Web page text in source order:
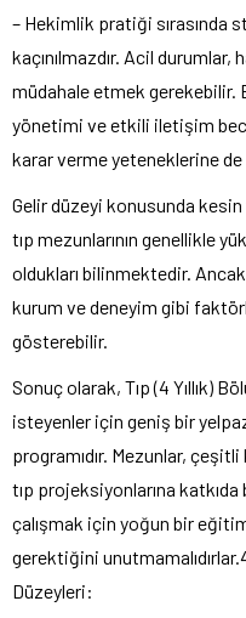
– Hekimlik pratiği sırasında
kaçınılmazdır. Acil
müdahale etmek gerekebilir.
yönetimi ve etkili iletişim
karar verme yeteneklerine de
Gelir düzeyi konusunda
tıp mezunlarının genellikle
oldukları bilinmektedir. Ancak
kurum ve deneyim gibi
gösterebilir.
Sonuç olarak, Tıp (4 Yıllık)
isteyenler için geniş bir
programıdır. Mezunlar,
tıp projeksiyonlarına
çalışmak için yoğun bir
gerektiğini
Düzeyleri: